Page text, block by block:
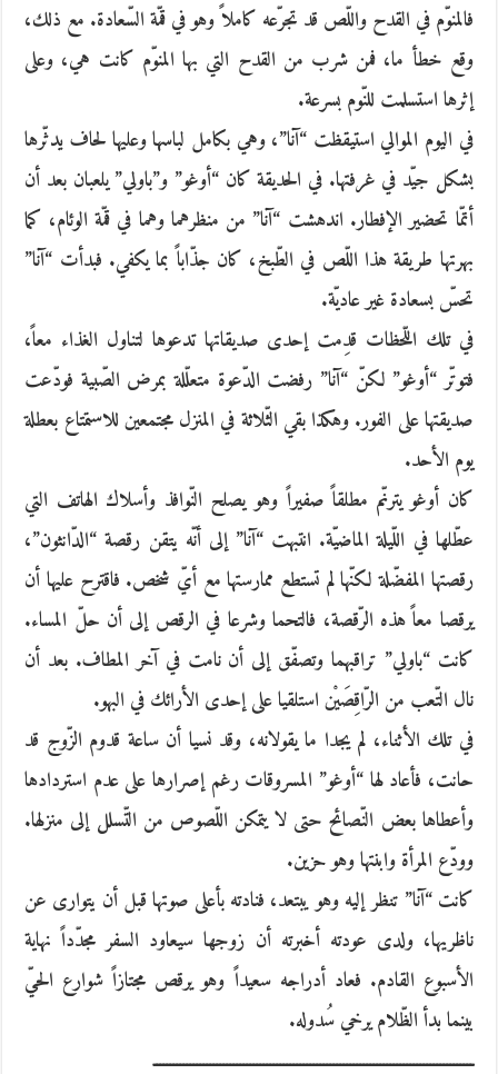
فالمنوّم في القدح واللّص قد تجرّعه كاملاً وهو في قمّة السّعادة. مع ذلك،
وقع خطأ ما، فمن شرب من القدح التي بها المنوّم كانت هي، وعلى
إثرها استسلمت للنّوم بسرعة.
في اليوم الموالي استيقظت “آنا”، وهي بكامل لباسها وعليها لحاف يدثّرها
بشكل جيّد في غرفتها. في الحديقة كان “أوغو” و”باولي” يلعبان بعد أن
أتمّا تحضير الإفطار. اندهشت “آنا” من منظرهما وهما في قمّة الوئام، كما
بهرتها طريقة هذا اللّص في الطّبخ، كان جذّاباً بما يكفي. فبدأت “آنا”
تحسّ بسعادة غير عاديّة.
في تلك اللّحظات قدِمت إحدى صديقاتها تدعوها لتناول الغذاء معاً،
فتوتّر “أوغو” لكنّ “آنا” رفضت الدّعوة متعلّلة بمرض الصّبية فودّعت
صديقتها على الفور. وهكذا بقي الثّلاثة في المنزل مجتمعين للاستمتاع بعطلة
يوم الأحد.
كان أوغو يترنّم مطلقاً صفيراً وهو يصلح النّوافذ وأسلاك الهاتف التي
عطّلها في اللّيلة الماضيّة. انتبهت “آنا” إلى أنّه يتقن رقصة “الدّانثون”،
رقصتها المفضّلة لكنّها لم تستطع ممارستها مع أيّ شخص. فاقترح عليها أن
يرقصا معاً هذه الرّقصة، فالتحما وشرعا في الرقص إلى أن حلّ المساء.
كانت “باولي” تراقبهما وتصفّق إلى أن نامت في آخر المطاف. بعد أن
نال التّعب من الرّاقِصَيْن استلقيا على إحدى الأرائك في البهو.
في تلك الأثناء، لم يجدا ما يقولانه، وقد نسيا أن ساعة قدوم الزّوج قد
حانت، فأعاد لها “أوغو” المسروقات رغم إصرارها على عدم استردادها
وأعطاها بعض النّصائح حتى لا يتمكن اللّصوص من التّسلل إلى منزلها.
وودّع المرأة وابنتها وهو حزين.
كانت “آنا” تنظر إليه وهو يبتعد، فنادته بأعلى صوتها قبل أن يتوارى عن
ناظريها، ولدى عودته أخبرته أن زوجها سيعاود السفر مجدّداً نهاية
الأسبوع القادم. فعاد أدراجه سعيداً وهو يرقص مجتازاً شوارع الحيّ
بينما بدأ الظّلام يرخي سُدوله.
ــــــــــــــــــــــــــــــــــــــــــــــــــــــــــــــــــــــــــــــــــــــــــــــــ